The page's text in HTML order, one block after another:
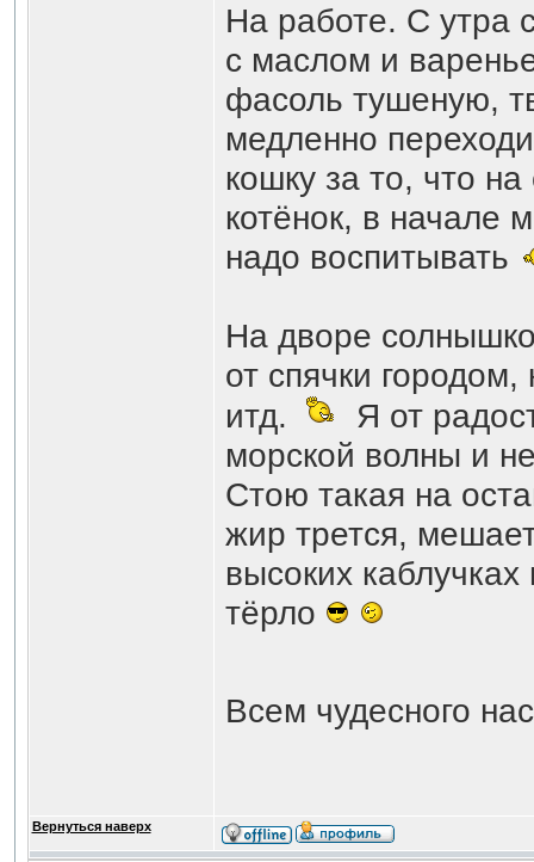
На работе. С утра
с маслом и
фасоль тушеную,
медленно
кошку за то, что
котёнок, в начале
надо воспитывать
На дворе
от спячки
итд.
Я от
морской волны и
Стою такая на
жир трется,
высоких
тёрло
Всем чудесного
Вернуться наверх